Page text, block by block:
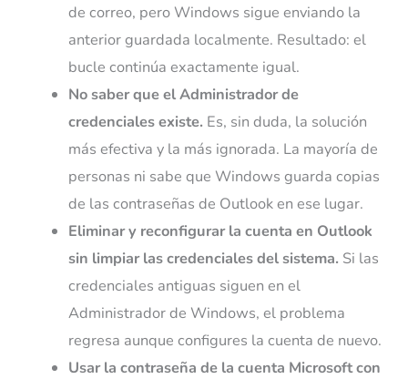
de correo, pero Windows sigue enviando la
anterior guardada localmente. Resultado: el
bucle continúa exactamente igual.
No saber que el Administrador de
credenciales existe. Es, sin duda, la solución
más efectiva y la más ignorada. La mayoría de
personas ni sabe que Windows guarda copias
de las contraseñas de Outlook en ese lugar.
Eliminar y reconfigurar la cuenta en Outlook
sin limpiar las credenciales del sistema. Si las
credenciales antiguas siguen en el
Administrador de Windows, el problema
regresa aunque configures la cuenta de nuevo.
Usar la contraseña de la cuenta Microsoft con